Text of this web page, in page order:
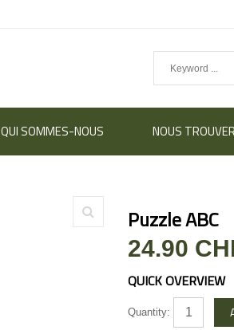
QUI SOMMES-NOUS NOUS TROUVER
Puzzle ABC
24.90
QUICK OVERVIEW
Quantity: